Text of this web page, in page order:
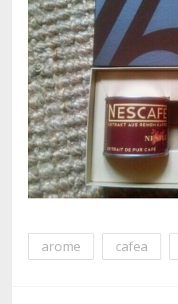
arome cafea